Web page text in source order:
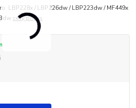
LBP228x / LBP226dw / LBP223dw / MF449x
celý popis